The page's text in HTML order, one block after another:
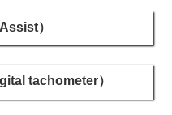
）
tachometer）